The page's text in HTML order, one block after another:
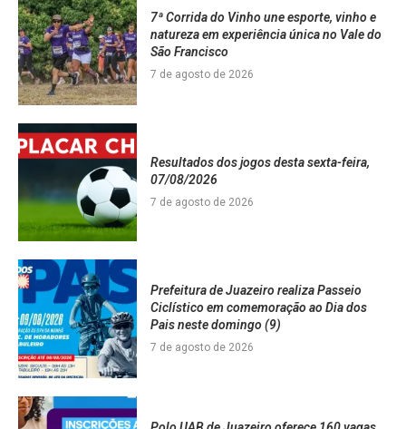
7ª Corrida do Vinho une esporte, vinho e
natureza em experiência única no Vale do
São Francisco
7 de agosto de 2026
Resultados dos jogos desta sexta-feira,
07/08/2026
7 de agosto de 2026
Prefeitura de Juazeiro realiza Passeio
Ciclístico em comemoração ao Dia dos
Pais neste domingo (9)
7 de agosto de 2026